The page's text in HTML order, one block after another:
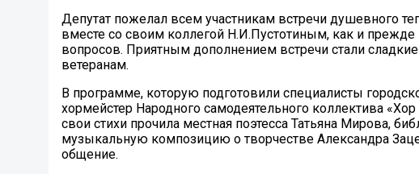
Депутат пожелал всем участникам встречи душевного
вместе со своим коллегой Н.И.Пустотиным, как и
вопросов. Приятным дополнением встречи стали
ветеранам.
В программе, которую подготовили специалисты
хормейстер Народного самодеятельного коллектива
свои стихи прочила местная поэтесса Татьяна Мирова,
музыкальную композицию о творчестве Александра
общение.